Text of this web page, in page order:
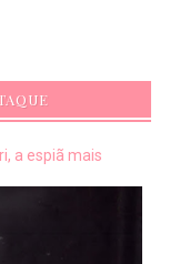
a espiã mais